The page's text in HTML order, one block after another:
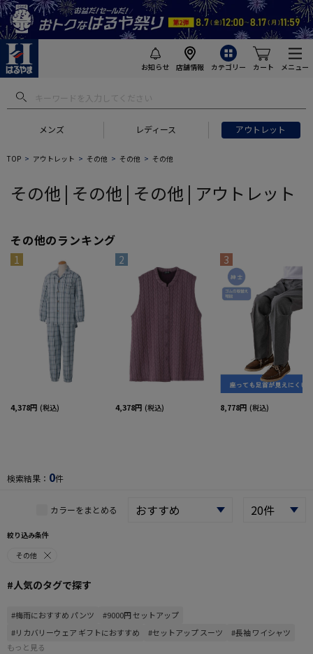
お知らせ 店舗情報 カテゴリー カート メニュー
メンズ レディース アウトレット
フトにおすすめ #セットアップ スーツ
TOP アウトレット その他 その他 その他
その他 | その他 | その他 | アウトレット
その他のランキング
1
4,378円 (税込)
2
4,378円 (税込)
3
8,778円 (税込)
検索結果： 0件
カラーをまとめる
絞り込み条件
その他
#人気のタグで探す
#梅雨におすすめ パンツ
#9000円 セットアップ
#リカバリーウェア ギフトにおすすめ
#セットアップ スーツ
#長袖 ワイシャツ
もっと見る